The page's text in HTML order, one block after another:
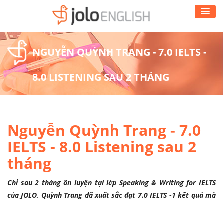
NGUYỄN QUỲNH TRANG - 7.0 IELTS -
8.0 LISTENING SAU 2 THÁNG
Nguyễn Quỳnh Trang - 7.0
IELTS - 8.0 Listening sau 2
tháng
Chỉ sau 2 tháng ôn luyện tại lớp Speaking & Writing for IELTS
của JOLO, Quỳnh Trang đã xuất sắc đạt 7.0 IELTS -1 kết quả mà